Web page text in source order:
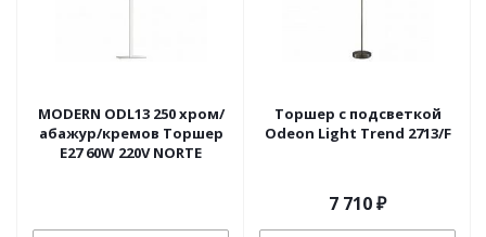
MODERN ODL13 250 хром/
абажур/кремов Торшер
E27 60W 220V NORTE
Торшер с подсветкой
Odeon Light Trend 2713/F
7 710₽